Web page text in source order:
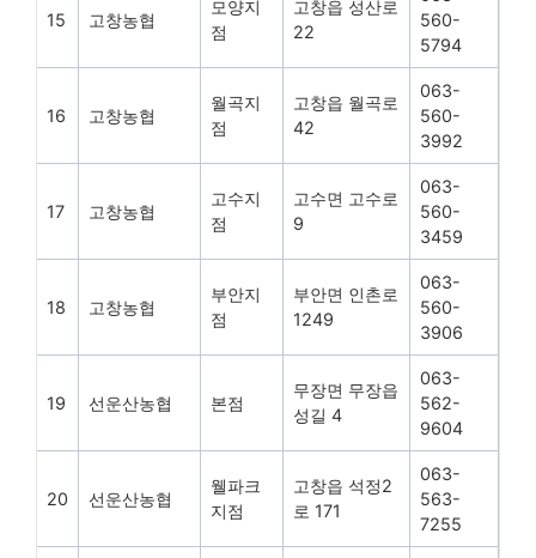
15 고창농협
모양지
점
고창읍 성산로
22
560-
5794
16 고창농협
월곡지
점
고창읍 월곡로
42
063-
560-
3992
17 고창농협
고수지
점
고수면 고수로
9
063-
560-
3459
18 고창농협
부안지
점
부안면 인촌로
1249
063-
560-
3906
19 선운산농협 본점
무장면 무장읍
성길 4
063-
562-
9604
20 선운산농협
웰파크
지점
고창읍 석정2
로 171
063-
563-
7255